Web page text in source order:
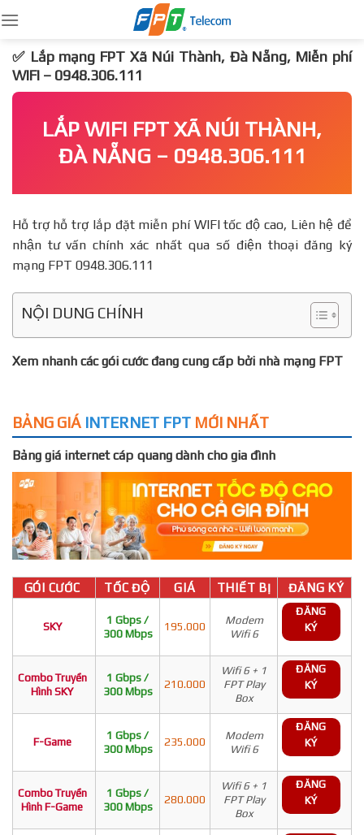
to
content
✅ Lắp mạng FPT Xã Núi Thành, Đà Nẵng, Miễn phí
WIFI – 0948.306.111
LẮP WIFI FPT XÃ NÚI THÀNH,
ĐÀ NẴNG – 0948.306.111
Hỗ trợ hỗ trợ lắp đặt miễn phí WIFI tốc độ cao, Liên hệ để
nhận tư vấn chính xác nhất qua số điện thoại đăng ký
mạng FPT 0948.306.111
NỘI DUNG CHÍNH
Xem nhanh các gói cước đang cung cấp bởi nhà mạng FPT
BẢNG GIÁ INTERNET FPT MỚI NHẤT
Bảng giá internet cáp quang dành cho gia đình
GÓI CƯỚC TỐC ĐỘ GIÁ THIẾT BỊ ĐĂNG KÝ
SKY
1 Gbps /
300 Mbps
195.000
Modem
Wifi 6
ĐĂNG
KÝ
Combo Truyền
Hình SKY
1 Gbps /
300 Mbps
210.000
Wifi 6 + 1
FPT Play
Box
ĐĂNG
KÝ
F-Game
1 Gbps /
300 Mbps
235.000
Modem
Wifi 6
ĐĂNG
KÝ
Combo Truyền
Hình F-Game
1 Gbps /
300 Mbps
280.000
Wifi 6 + 1
FPT Play
Box
ĐĂNG
KÝ